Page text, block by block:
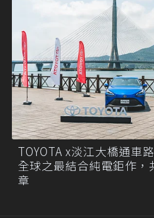
TOYOTA x淡江大橋通車
全球之最結合純電鉅作，
章